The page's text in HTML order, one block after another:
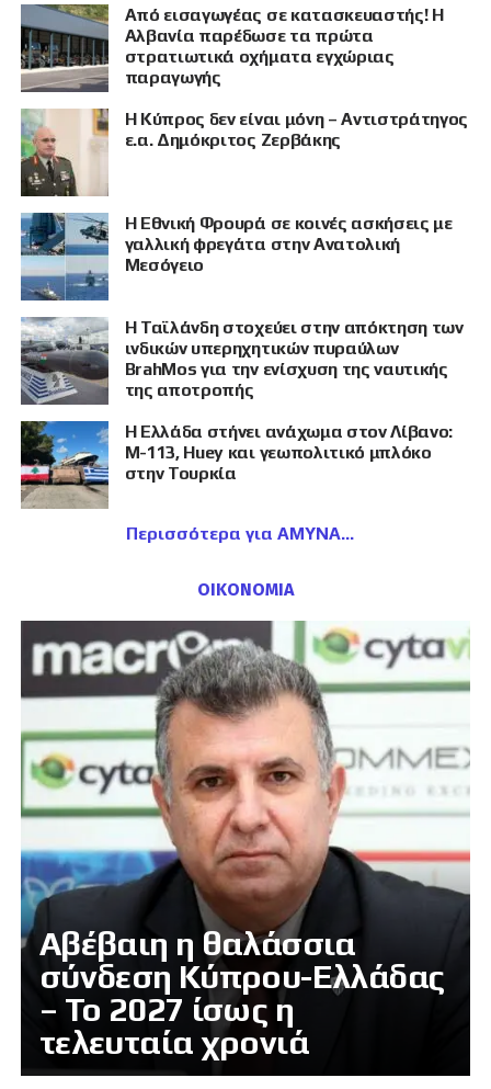
Από εισαγωγέας σε κατασκευαστής! Η
Αλβανία παρέδωσε τα πρώτα
στρατιωτικά οχήματα εγχώριας
παραγωγής
Η Κύπρος δεν είναι μόνη – Αντιστράτηγος
ε.α. Δημόκριτος Ζερβάκης
Η Εθνική Φρουρά σε κοινές ασκήσεις με
γαλλική φρεγάτα στην Ανατολική
Μεσόγειο
Η Ταϊλάνδη στοχεύει στην απόκτηση των
ινδικών υπερηχητικών πυραύλων
BrahMos για την ενίσχυση της ναυτικής
της αποτροπής
Η Ελλάδα στήνει ανάχωμα στον Λίβανο:
M-113, Huey και γεωπολιτικό μπλόκο
στην Τουρκία
Περισσότερα για ΑΜΥΝΑ
ΟΙΚΟΝΟΜΙΑ
Αβέβαιη η θαλάσσια
σύνδεση Κύπρου-Ελλάδας
– Το 2027 ίσως η
τελευταία χρονιά